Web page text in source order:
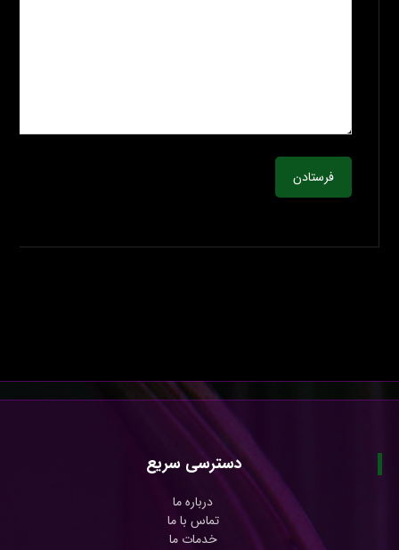
فرستادن
دسترسی سریع
درباره ما
تماس با ما
خدمات ما